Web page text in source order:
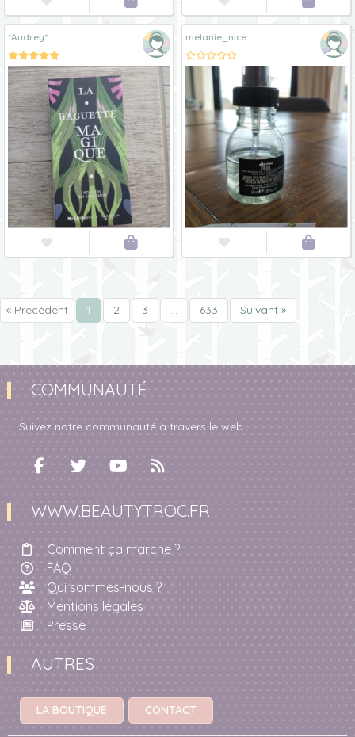
*Audrey*
 
melanie_nice
 
« Précédent 1 2 3 … 633 Suivant »
COMMUNAUTÉ
Suivez notre communauté à travers le web.
WWW.BEAUTYTROC.FR
Comment ça marche ?
FAQ
Qui sommes-nous ?
Mentions légales
Presse
AUTRES
LA BOUTIQUE CONTACT